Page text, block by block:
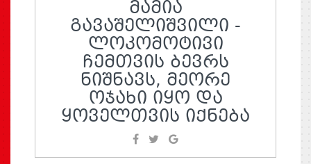
ᲛᲐᲛᲘᲐ
ᲒᲐᲕᲐᲨᲔᲚᲘᲨᲕᲘᲚᲘ -
ᲚᲝᲙᲝᲛᲝᲢᲘᲕᲘ
ᲩᲔᲛᲗᲕᲘᲡ ᲑᲔᲕᲠᲡ
ᲜᲘᲨᲜᲐᲕᲡ, ᲛᲔᲝᲠᲔ
ᲝᲯᲐᲮᲘ ᲘᲧᲝ ᲓᲐ
ᲧᲝᲕᲔᲚᲗᲕᲘᲡ ᲘᲥᲜᲔᲑᲐ